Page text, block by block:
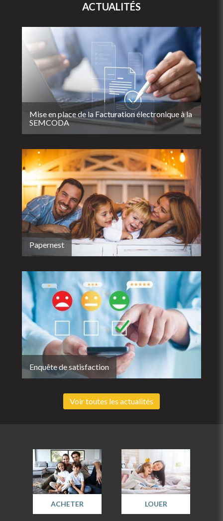
ACTUALITÉS
Mise en place de la Facturation électronique à la
SEMCODA
Papernest
Enquête de satisfaction
Voir toutes les actualités
ACHETER LOUER